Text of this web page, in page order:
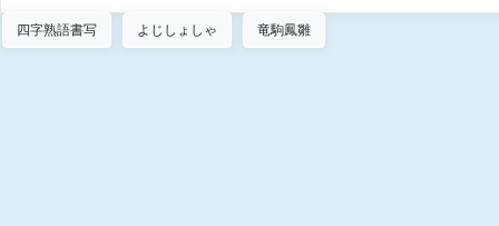
四字熟語書写 よじしょしゃ 竜駒鳳雛